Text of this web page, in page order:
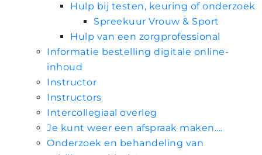
Hulp bij testen, keuring of onderzoek
Spreekuur Vrouw & Sport
Hulp van een zorgprofessional
Informatie bestelling digitale online-
inhoud
Instructor
Instructors
Intercollegiaal overleg
Je kunt weer een afspraak maken….
Onderzoek en behandeling van